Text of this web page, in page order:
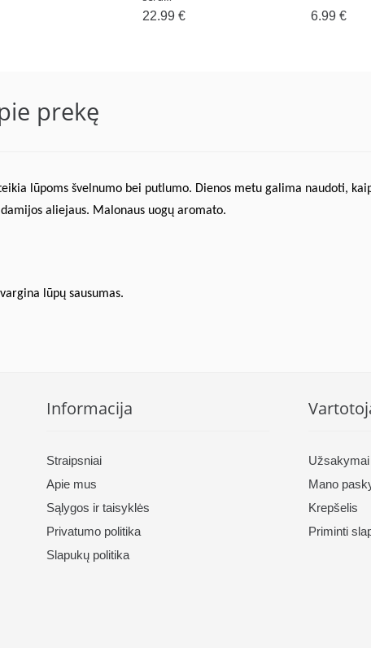
22.99€ 6.99 €
prekę
lūpoms švelnumo bei putlumo. Dienos metu galima naudoti,
aliejaus. Malonaus uogų aromato.
lūpų sausumas.
Informacija
Straipsniai
Apie mus
Sąlygos ir taisyklės
Privatumo politika
Slapukų politika
Užsakymai
Mano
Krepšelis
Priminti